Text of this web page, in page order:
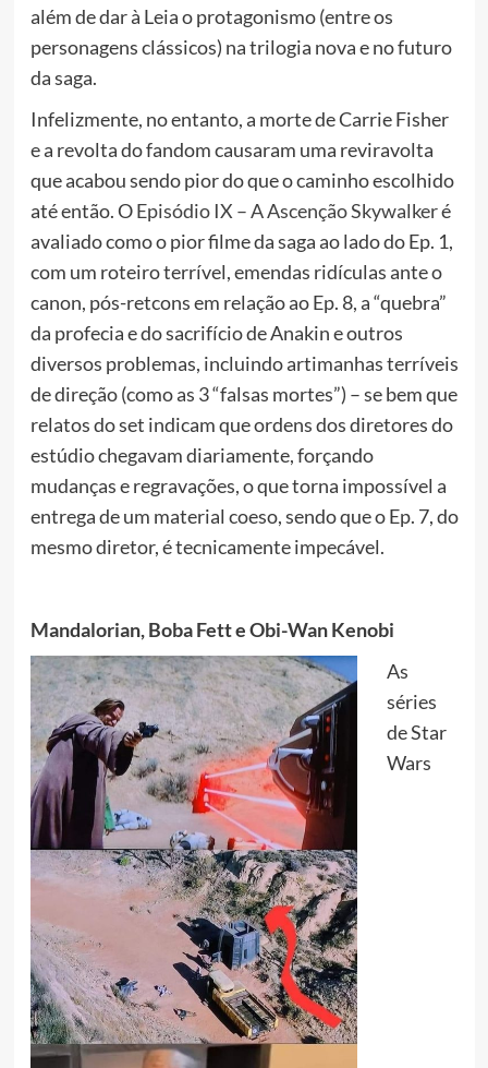
além de dar à Leia o protagonismo (entre os
personagens clássicos) na trilogia nova e no futuro
da saga.
Infelizmente, no entanto, a morte de Carrie Fisher
e a revolta do fandom causaram uma reviravolta
que acabou sendo pior do que o caminho escolhido
até então. OEpisódio IX – A Ascenção Skywalkeré
avaliado como o pior filme da saga ao lado do Ep. 1,
com um roteiro terrível, emendas ridículas ante o
canon, pós-retcons em relação ao Ep. 8, a “quebra”
da profecia e do sacrifício de Anakin e outros
diversos problemas, incluindo artimanhas terríveis
de direção (como as 3 “falsas mortes”) – se bem que
relatos do set indicam que ordens dos diretores do
estúdio chegavam diariamente, forçando
mudanças e regravações, o que torna impossível a
entrega de um material coeso, sendo que o Ep. 7, do
mesmo diretor, é tecnicamente impecável.
Mandalorian, Boba Fett e Obi-Wan Kenobi
As
séries
de Star
Wars